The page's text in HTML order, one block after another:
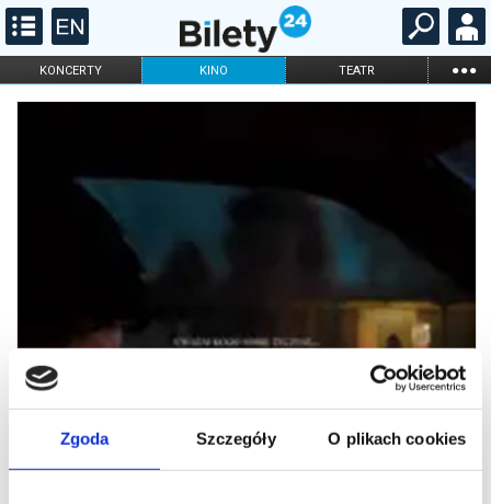
Zgoda Szczegóły O plikach cookies
KONCERTY KINO TEATR ...
FILHARMONIA OPERA I BALET